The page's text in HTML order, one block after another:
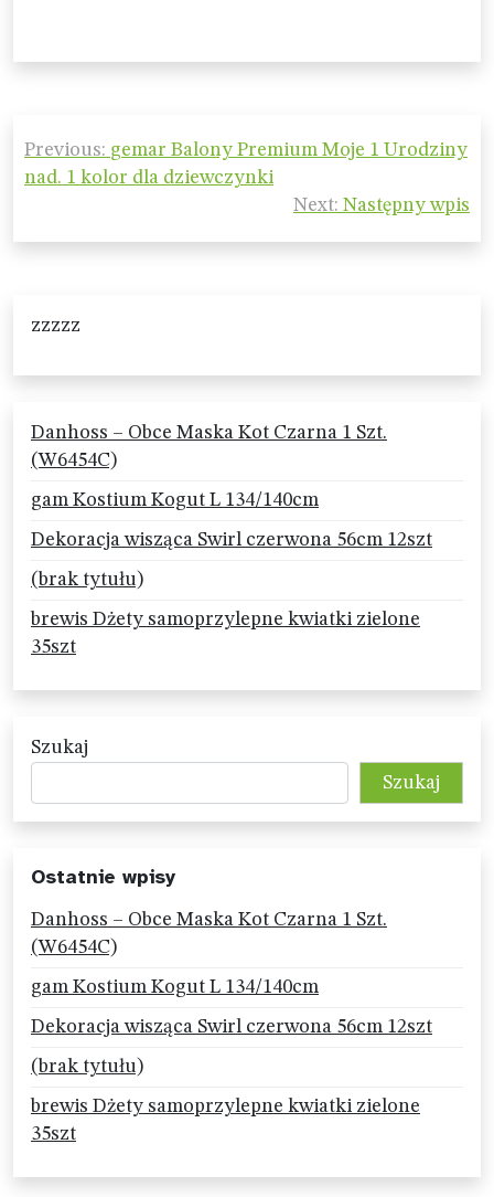
Nawigacja
wpisu
Previous: gemar Balony Premium Moje 1 Urodziny
nad. 1 kolor dla dziewczynki
Next: Następny wpis
zzzzz
Danhoss – Obce Maska Kot Czarna 1 Szt.
(W6454C)
gam Kostium Kogut L 134/140cm
Dekoracja wisząca Swirl czerwona 56cm 12szt
(brak tytułu)
brewis Dżety samoprzylepne kwiatki zielone
35szt
Szukaj
Szukaj
Ostatnie wpisy
Danhoss – Obce Maska Kot Czarna 1 Szt.
(W6454C)
gam Kostium Kogut L 134/140cm
Dekoracja wisząca Swirl czerwona 56cm 12szt
(brak tytułu)
brewis Dżety samoprzylepne kwiatki zielone
35szt